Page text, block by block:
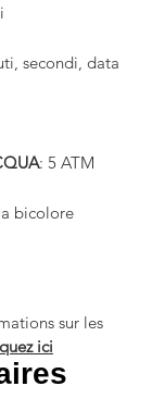
secondi, data
: 5 ATM
bicolore
sur les
ici